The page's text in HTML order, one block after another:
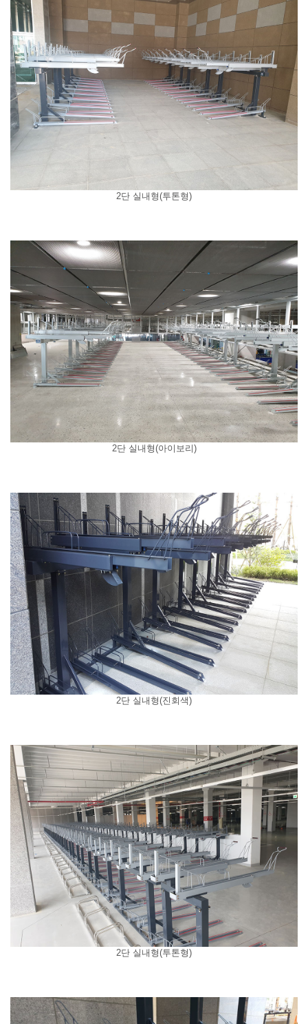
2단 실내형(투톤형)
2단 실내형(아이보리)
2단 실내형(진회색)
2단 실내형(투톤형)